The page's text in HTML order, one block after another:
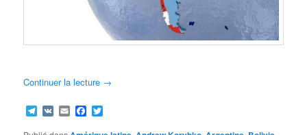
Continuer la lecture →
Telegram
VK EmailFacebook